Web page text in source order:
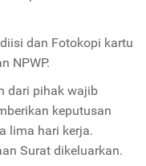
dan Fotokopi kartu
NPWP.
dari pihak wajib
keputusan
lima hari kerja.
Surat dikeluarkan.